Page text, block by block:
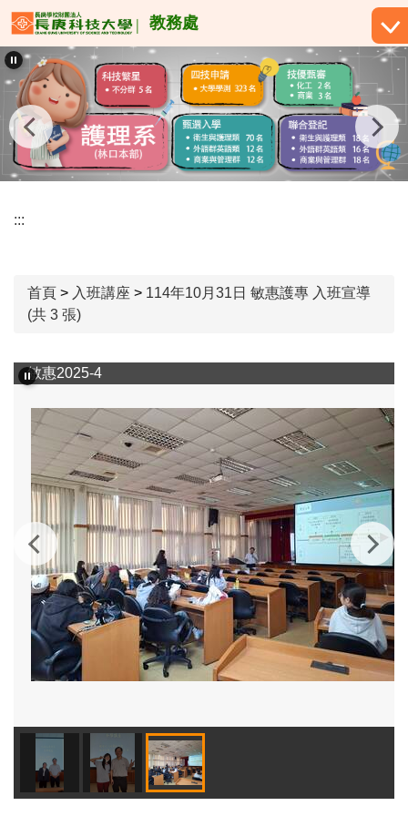
跳
到
主
要
內
容
區
教務處
:::
首頁 > 入班講座 > 114年10月31日 敏惠護專 入班宣導
(共 3 張)
敏惠2025-4